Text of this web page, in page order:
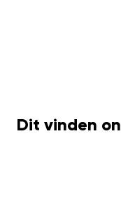
Dit vinden